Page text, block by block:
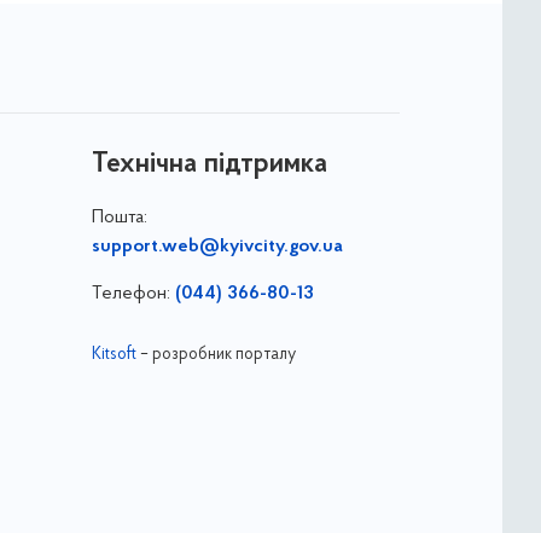
Технічна підтримка
Пошта:
support.web@kyivcity.gov.ua
Телефон: (044) 366-80-13
Kitsoft– розробник порталу